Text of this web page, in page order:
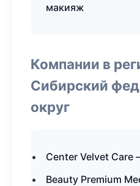
макияж
Компании в
Сибирский
округ
Center Velvet Care
Beauty Premium